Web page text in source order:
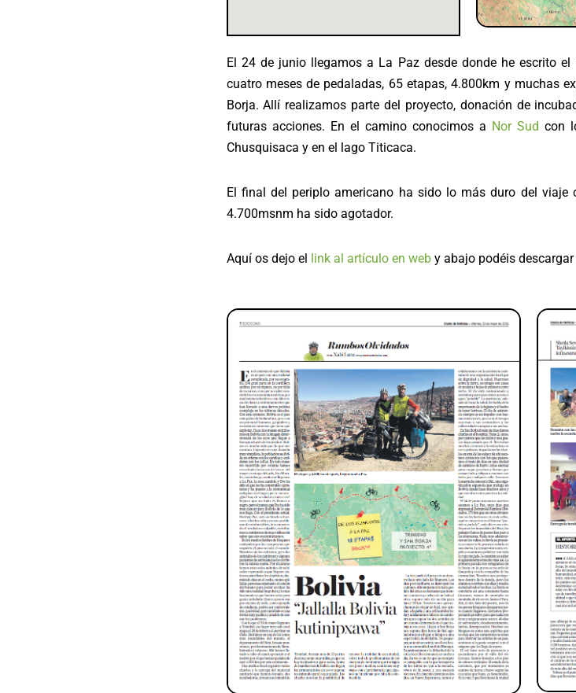
El 24 de junio llegamos a La Paz desde donde he escrito
cuatro meses de pedaladas, 65 etapas, 4.800km y muchas
Borja. Allí realizamos parte del proyecto, donación de
futuras acciones. En el camino conocimos a Nor Sud con
Chusquisaca y en el lago Titicaca.
El final del periplo americano ha sido lo más duro del
4.700msnm ha sido agotador.
Aquí os dejo el link al artículo en weby abajo podéis